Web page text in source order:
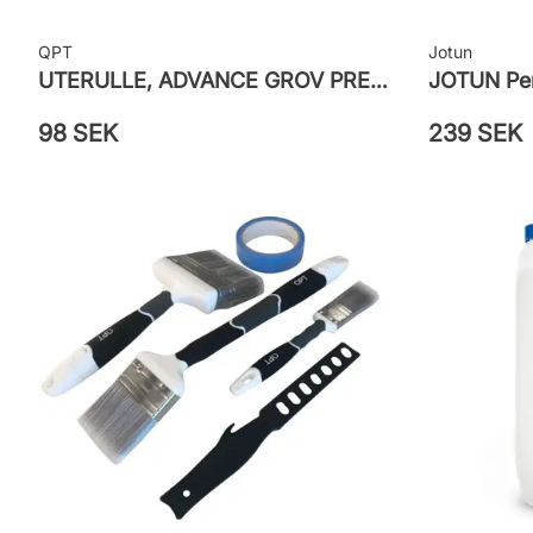
QPT
UTERULLE, ADVANCE GROV PRETEX
98 SEK
Jotun
JOTUN
239 SEK